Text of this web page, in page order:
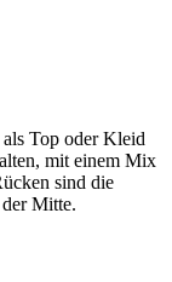
Top oder Kleid
mit einem Mix
sind die
Mitte.